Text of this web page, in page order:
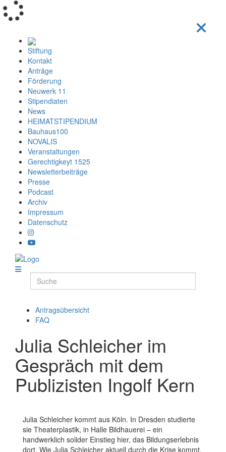
Stiftung
Kontakt
Anträge
Förderung
Neuwerk 11
Stipendiaten
News
HEIMATSTIPENDIUM
Bauhaus100
NOVALIS
Veranstaltungen
Gerechtigkeyt 1525
Newsletterbeiträge
Presse
Podcast
Archiv
Impressum
Datenschutz
Antragsübersicht
FAQ
Julia Schleicher im
Gespräch mit dem
Publizisten Ingolf Kern
Julia Schleicher kommt aus Köln. In Dresden studierte
sie Theaterplastik, in Halle Bildhauerei – ein
handwerklich solider Einstieg hier, das Bildungserlebnis
dort. Wie Julia Schleicher aktuell durch die Krise kommt,